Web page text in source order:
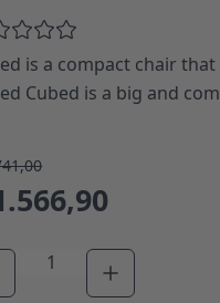
is a compact chair
Cubed is a big and
Aantal